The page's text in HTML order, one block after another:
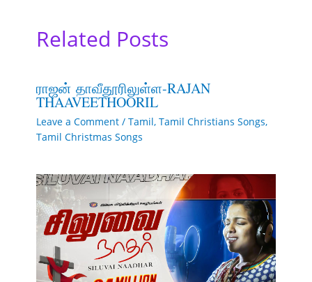
Related Posts
ராஜன் தாவீதூரிலுள்ள-RAJAN
THAAVEETHOORIL
Leave a Comment / Tamil, Tamil Christians Songs,
Tamil Christmas Songs